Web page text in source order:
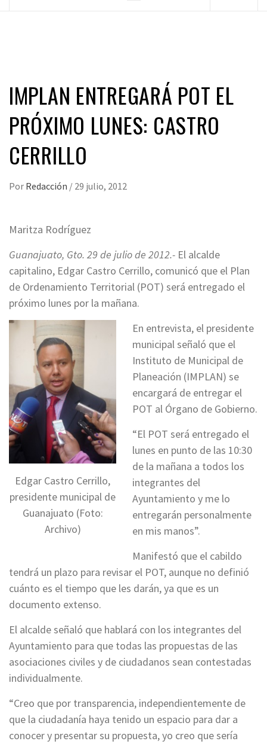
IMPLAN ENTREGARÁ POT EL
PRÓXIMO LUNES: CASTRO
CERRILLO
Por Redacción / 29 julio, 2012
Maritza Rodríguez
Guanajuato, Gto. 29 de julio de 2012.- El alcalde
capitalino, Edgar Castro Cerrillo, comunicó que el Plan
de Ordenamiento Territorial (POT) será entregado el
próximo lunes por la mañana.
Edgar Castro Cerrillo,
presidente municipal de
Guanajuato (Foto:
Archivo)
En entrevista, el presidente
municipal señaló que el
Instituto de Municipal de
Planeación (IMPLAN) se
encargará de entregar el
POT al Órgano de Gobierno.
“El POT será entregado el
lunes en punto de las 10:30
de la mañana a todos los
integrantes del
Ayuntamiento y me lo
entregarán personalmente
en mis manos”.
Manifestó que el cabildo
tendrá un plazo para revisar el POT, aunque no definió
cuánto es el tiempo que les darán, ya que es un
documento extenso.
El alcalde señaló que hablará con los integrantes del
Ayuntamiento para que todas las propuestas de las
asociaciones civiles y de ciudadanos sean contestadas
individualmente.
“Creo que por transparencia, independientemente de
que la ciudadanía haya tenido un espacio para dar a
conocer y presentar su propuesta, yo creo que sería